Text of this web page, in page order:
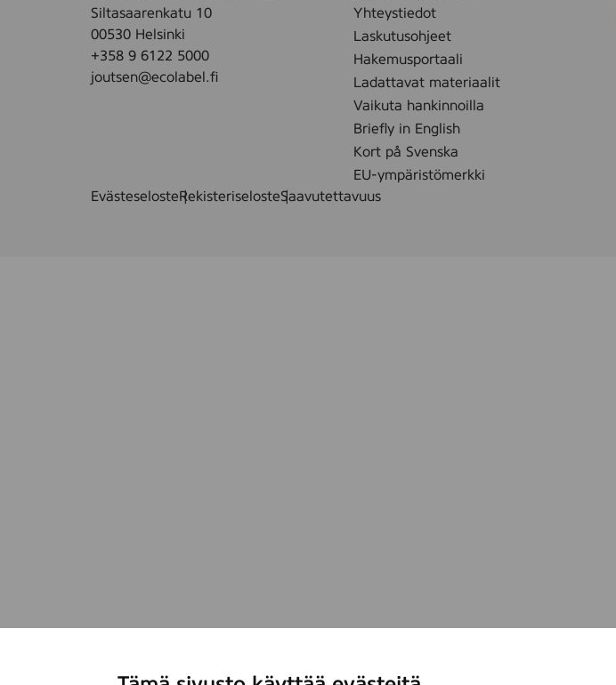
Siltasaarenkatu 10
00530 Helsinki
+358 9 6122 5000
joutsen@ecolabel.fi
Yhteystiedot
Laskutusohjeet
Hakemusportaali
Ladattavat materiaalit
Vaikuta hankinnoilla
Briefly in English
Kort på Svenska
EU-ympäristömerkki
EvästeselosteRekisteriselosteSaavutettavuus